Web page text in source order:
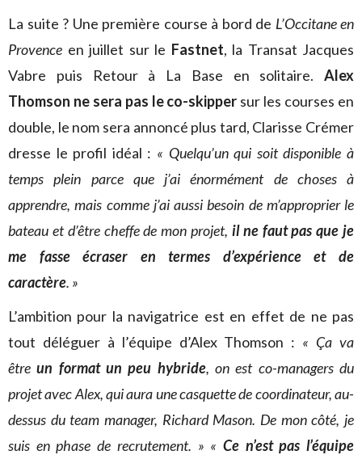
La suite ? Une première course à bord de L’Occitane en
Provence en juillet sur le Fastnet, la Transat Jacques
Vabre puis Retour à La Base en solitaire. Alex
Thomson ne sera pas le co-skipper sur les courses en
double, le nom sera annoncé plus tard, Clarisse Crémer
dresse le profil idéal : « Quelqu’un qui soit disponible à
temps plein parce que j’ai énormément de choses à
apprendre, mais comme j’ai aussi besoin de m’approprier le
bateau et d’être cheffe de mon projet, il ne faut pas que je
me fasse écraser en termes d’expérience et de
caractère. »
L’ambition pour la navigatrice est en effet de ne pas
tout déléguer à l’équipe d’Alex Thomson : « Ça va
êtreun format un peu hybride, on est co-managers du
projet avec Alex, qui aura une casquette de coordinateur, au-
dessus du team manager, Richard Mason. De mon côté, je
suis en phase de recrutement. » « Ce n’est pas l’équipe